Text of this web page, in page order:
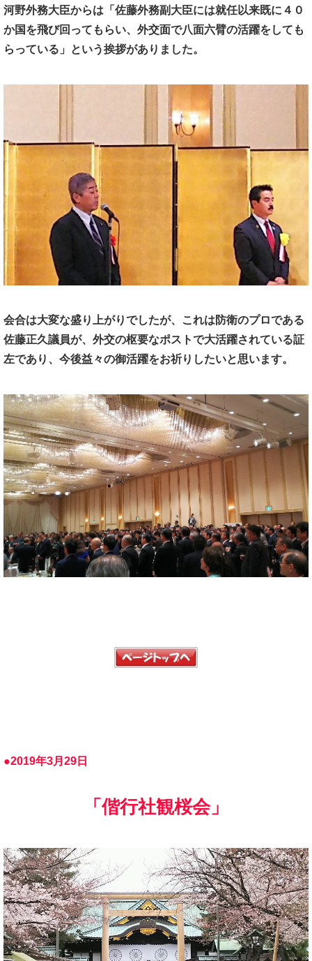
河野外務大臣からは 「佐藤外務副大臣には就任以来既に４０
か国を飛び回ってもらい、 外交面で八面六臂の活躍をしても
らっている」
という挨拶がありました。
会合は大変な盛り上がりでしたが、
これは防衛のプロである
佐藤正久議員が、 外交の枢要なポストで大活躍されている証
左であり、 今後益々の御活躍をお祈りしたいと思います。
●2019年3月29日
「偕行社観桜会」